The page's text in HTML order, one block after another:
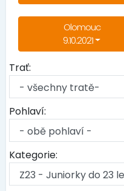
Olomouc
9.10.2021
Trať:
Pohlaví:
Kategorie: